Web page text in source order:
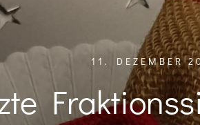
11. DEZEMBER